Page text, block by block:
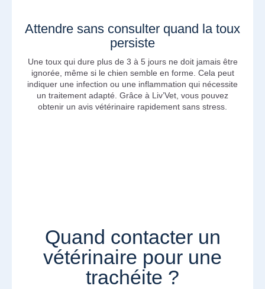
Attendre sans consulter quand la toux
persiste
Une toux qui dure plus de 3 à 5 jours ne doit jamais être
ignorée, même si le chien semble en forme. Cela peut
indiquer une infection ou une inflammation qui nécessite
un traitement adapté. Grâce à Liv’Vet, vous pouvez
obtenir un avis vétérinaire rapidement sans stress.
Quand contacter un
vétérinaire pour une
trachéite ?